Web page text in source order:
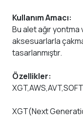
Kullanım Amacı:
Bu alet ağır yontma
aksesuarlarla
tasarlanmıştır.
Özellikler:
XGT(Next